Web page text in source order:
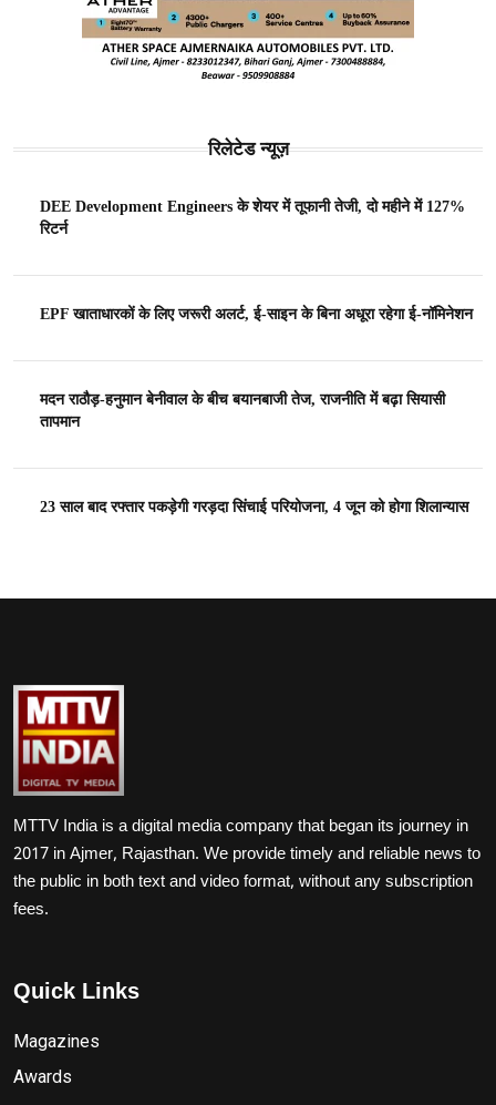
रिलेटेड न्यूज़
DEE Development Engineers के शेयर में तूफानी तेजी, दो महीने में 127%
रिटर्न
EPF खाताधारकों के लिए जरूरी अलर्ट, ई-साइन के बिना अधूरा रहेगा ई-नॉमिनेशन
मदन राठौड़-हनुमान बेनीवाल के बीच बयानबाजी तेज, राजनीति में बढ़ा सियासी
तापमान
23 साल बाद रफ्तार पकड़ेगी गरड़दा सिंचाई परियोजना, 4 जून को होगा शिलान्यास
MTTV India is a digital media company that began its journey in
2017 in Ajmer, Rajasthan. We provide timely and reliable news to
the public in both text and video format, without any subscription
fees.
Quick Links
Magazines
Awards